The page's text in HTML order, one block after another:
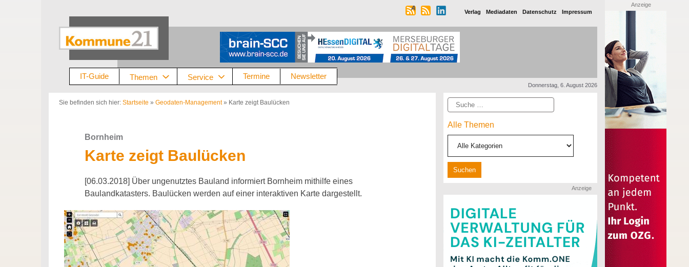
Verlag Mediadaten Datenschutz Impressum
IT-Guide Themen Service Termine Newsletter
Donnerstag, 6. August 2026
Sie befinden sich hier: Startseite » Geodaten-Management» Karte zeigt Baulücken
Bornheim
Karte zeigt Baulücken
[06.03.2018] Über ungenutztes Bauland informiert Bornheim mithilfe eines
Baulandkatasters. Baulücken werden auf einer interaktiven Karte dargestellt.
Suche
Alle Themen
Anzeige
Anzeige